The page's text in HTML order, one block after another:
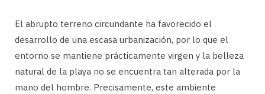
El abrupto terreno circundante ha favorecido el
desarrollo de una escasa urbanización, por lo que el
entorno se mantiene prácticamente virgen y la belleza
natural de la playa no se encuentra tan alterada por la
mano del hombre. Precisamente, este ambiente